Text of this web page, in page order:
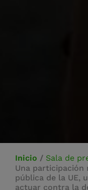
Inicio / Sala de
Una participación
pública de la UE,
actuar contra la